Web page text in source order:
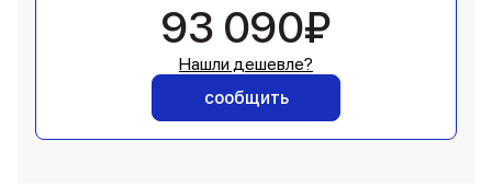
93 090₽
Нашли дешевле?
сообщить